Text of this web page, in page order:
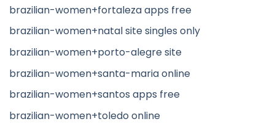
brazilian-women+fortaleza apps free
brazilian-women+natal site singles only
brazilian-women+porto-alegre site
brazilian-women+santa-maria online
brazilian-women+santos apps free
brazilian-women+toledo online